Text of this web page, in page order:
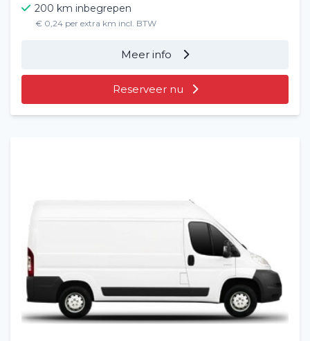
200 km inbegrepen
€ 0,24 per extra km incl. BTW
Meer info
Reserveer nu